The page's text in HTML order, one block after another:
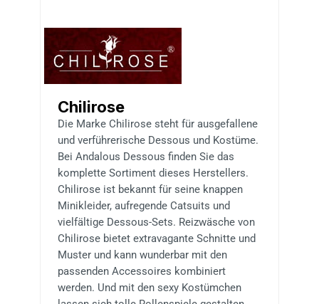
Chilirose
Die Marke Chilirose steht für ausgefallene
und verführerische Dessous und Kostüme.
Bei Andalous Dessous finden Sie das
komplette Sortiment dieses Herstellers.
Chilirose ist bekannt für seine knappen
Minikleider, aufregende Catsuits und
vielfältige Dessous-Sets. Reizwäsche von
Chilirose bietet extravagante Schnitte und
Muster und kann wunderbar mit den
passenden Accessoires kombiniert
werden. Und mit den sexy Kostümchen